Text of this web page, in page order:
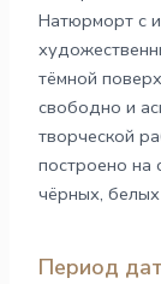
Натюрморт с
тёмной
свободно и
творческой
построено на
чёрных,
Период